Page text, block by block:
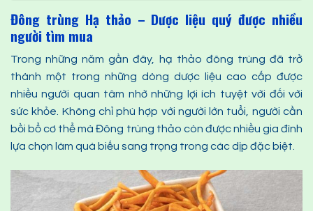
Đông trùng Hạ thảo – Dược liệu quý được nhiều
người tìm mua
Trong những năm gần đây, hạ thảo đông trùng đã trở
thành một trong những dòng dược liệu cao cấp được
nhiều người quan tâm nhờ những lợi ích tuyệt vời đối với
sức khỏe. Không chỉ phù hợp với người lớn tuổi, người cần
bồi bổ cơ thể mà Đông trùng thảo còn được nhiều gia đình
lựa chọn làm quà biếu sang trọng trong các dịp đặc biệt.